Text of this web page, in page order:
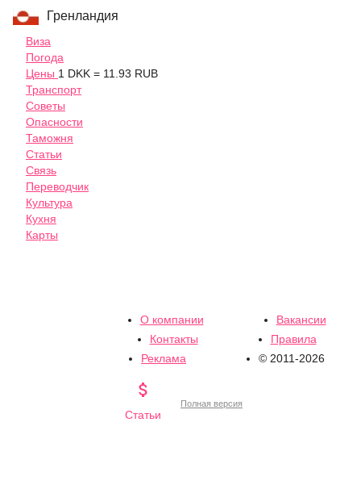
Гренландия
Виза
Погода
Цены 1 DKK = 11.93 RUB
Транспорт
Советы
Опасности
Таможня
Статьи
Связь
Переводчик
Культура
Кухня
Карты
О компании
Вакансии
Контакты
Правила
Реклама
© 2011-2026

Статьи
Полная версия